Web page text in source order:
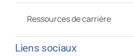
Ressources de carrière
Liens sociaux